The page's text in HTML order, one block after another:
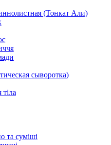
(Тонкат Али)
сыворотка)
та суміші